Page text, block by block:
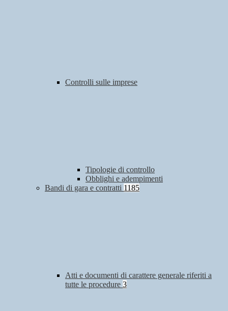
Controlli sulle imprese
Tipologie di controllo
Obblighi e adempimenti
Bandi di gara e contratti 1185
Atti e documenti di carattere generale riferiti a
tutte le procedure 3